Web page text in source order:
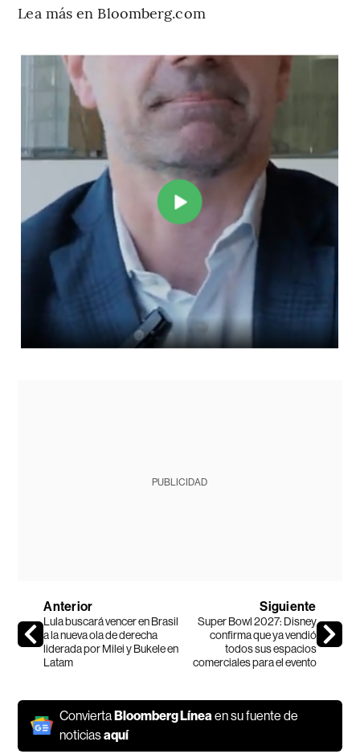
Lea más en Bloomberg.com
PUBLICIDAD
Anterior
Lula buscará vencer en Brasil
a la nueva ola de derecha
liderada por Milei y Bukele en
Latam
Siguiente
Super Bowl 2027: Disney
confirma que ya vendió
todos sus espacios
comerciales para el evento
ConviertaBloomberg Línea en su fuente de
noticiasaquí